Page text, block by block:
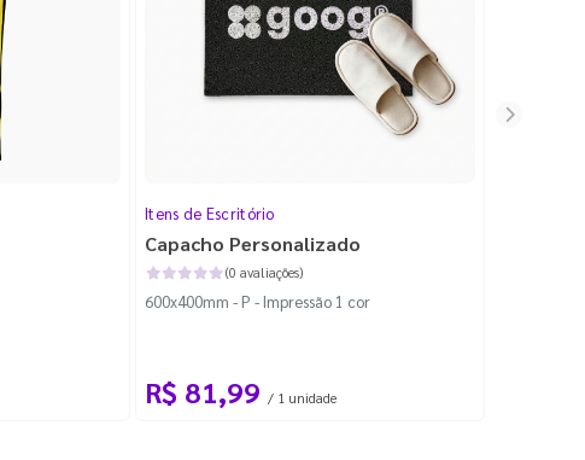
Itens de Escritório
Capacho Personalizado
(0 avaliações)
600x400mm - P - Impressão 1 cor
R$ 81,99 / 1 unidade